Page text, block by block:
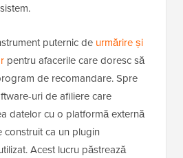
puternic de urmărire și
pentru afacerile care doresc să
de recomandare. Spre
uri de afiliere care
datelor cu o platformă externă
construit ca un plugin
Acest lucru păstrează